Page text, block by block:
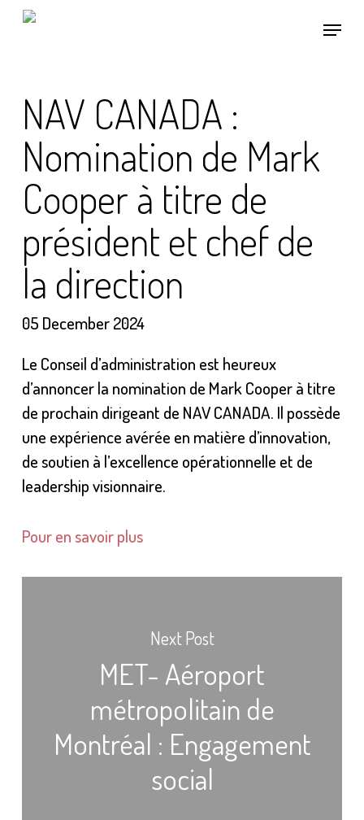
Skip
Menu
NAV CANADA :
Nomination de Mark
Cooper à titre de
président et chef de
la direction
05 December 2024
Le Conseil d’administration est heureux
d’annoncer la nomination de Mark Cooper à titre
de prochain dirigeant de NAV CANADA. Il possède
une expérience avérée en matière d’innovation,
de soutien à l’excellence opérationnelle et de
leadership visionnaire.
Pour en savoir plus
Next Post
MET- Aéroport
métropolitain de
Montréal : Engagement
social